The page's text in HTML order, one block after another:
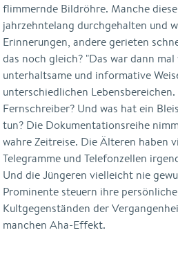
flimmernde Bildröhre. Manche
jahrzehntelang durchgehalten und
Erinnerungen, andere gerieten
das noch gleich? "Das war dann
unterhaltsame und informative
unterschiedlichen
Fernschreiber? Und was hat ein
tun? Die Dokumentationsreihe
wahre Zeitreise. Die Älteren haben
Telegramme und Telefonzellen
Und die Jüngeren vielleicht nie
Prominente steuern ihre
Kultgegenständen der
manchen Aha-Effekt.